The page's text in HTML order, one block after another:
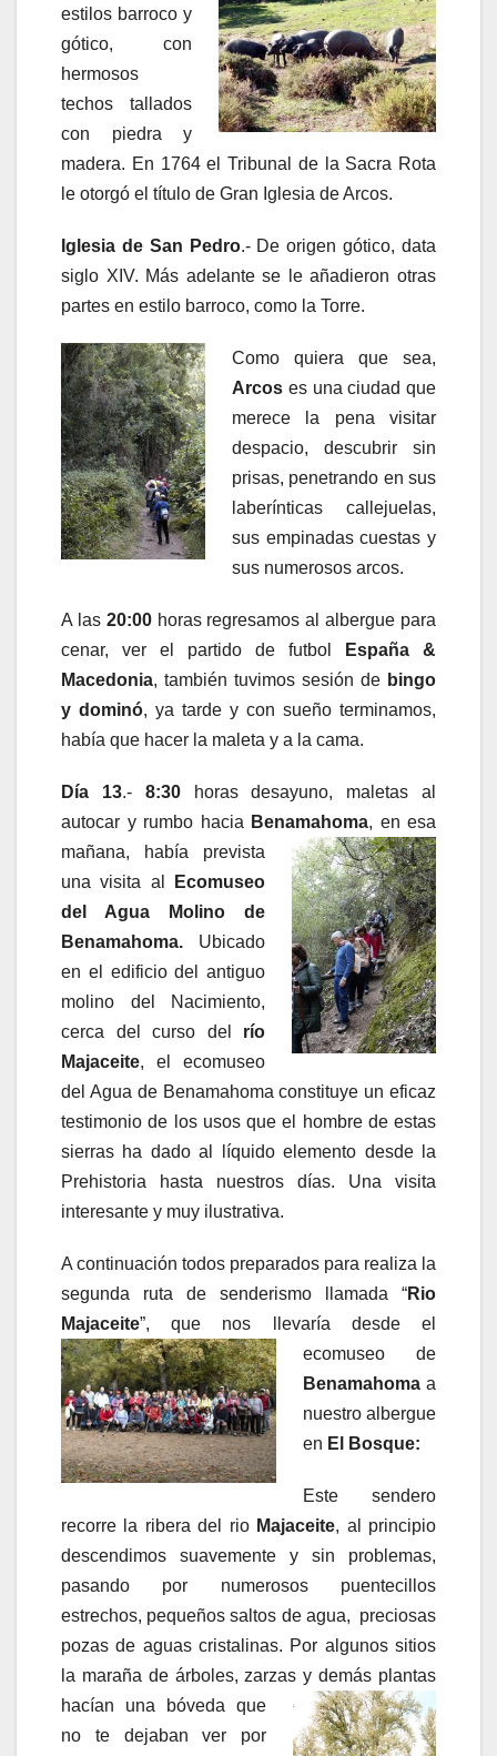
estilos barroco y
gótico, con
hermosos
techos tallados
con piedra y
madera. En 1764 el Tribunal de la Sacra Rota
le otorgó el título de Gran Iglesia de Arcos.
Iglesia de San Pedro.- De origen gótico, data
siglo XIV. Más adelante se le añadieron otras
partes en estilo barroco, como la Torre.
Como quiera que sea,
Arcos es una ciudad que
merece la pena visitar
despacio, descubrir sin
prisas, penetrando en sus
laberínticas callejuelas,
sus empinadas cuestas y
sus numerosos arcos.
A las 20:00horas regresamos al albergue para
cenar, ver el partido de futbol
España &
Macedonia, también tuvimos sesión de bingo
y dominó, ya tarde y con sueño terminamos,
había que hacer la maleta y a la cama.
Día 13.- 8:30horas desayuno, maletas al
autocar y rumbo hacia Benamahoma, en esa
mañana, había prevista
una visita al
Ecomuseo
del Agua Molino de
Benamahoma. Ubicado
en el edificio del antiguo
molino del Nacimiento,
cerca del curso del río
Majaceite, el ecomuseo
del Agua de Benamahoma constituye un eficaz
testimonio de los usos que el hombre de estas
sierras ha dado al líquido elemento desde la
Prehistoria hasta nuestros días. Una visita
interesante y muy ilustrativa.
A continuación todos preparados para realiza la
segunda ruta de senderismo llamada “Rio
Majaceite”, que nos llevaría desde el
ecomuseo de
Benamahoma a
nuestro albergue
en El Bosque:
Este sendero
recorre la ribera del rio Majaceite, al principio
descendimos suavemente y sin problemas,
pasando por numerosos puentecillos
estrechos, pequeños saltos de agua, preciosas
pozas de aguas cristalinas. Por algunos sitios
la maraña de árboles, zarzas y demás plantas
hacían una bóveda que
no te dejaban ver por